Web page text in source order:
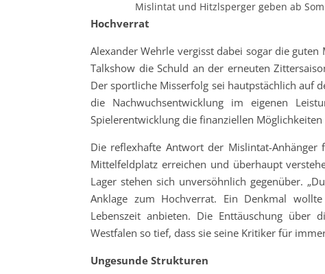
Mislintat und Hitzlsperger geben ab
Hochverrat
Alexander Wehrle vergisst dabei sogar die
Talkshow die Schuld an der erneuten
Der sportliche Misserfolg sei hautpstächlich auf
die Nachwuchsentwicklung im eigenen
Spielerentwicklung die finanziellen Möglichkeiten
Die reflexhafte Antwort der Mislintat-
Mittelfeldplatz erreichen und überhaupt
Lager stehen sich unversöhnlich gegenüber.
Anklage zum Hochverrat. Ein Denkmal
Lebenszeit anbieten. Die Enttäuschung über
Westfalen so tief, dass sie seine Kritiker für
Ungesunde Strukturen